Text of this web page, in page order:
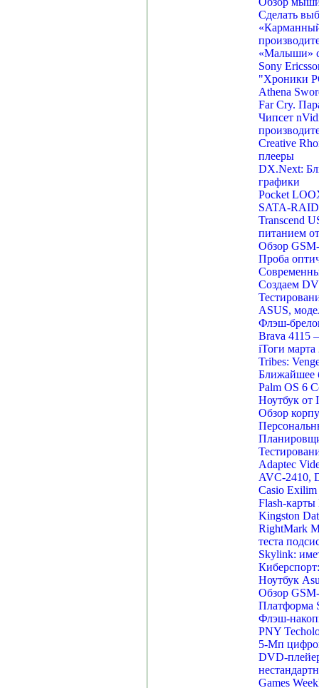
Сделать
«Малыши»
Sony
"Хроники
Athena
Far Cry.
Чипсет
Creative
плееры
DX.Next:
графики
Pocket
SATA-RAID
Transcend
питанием
Обзор
Проба
Создаем
ASUS,
Флэш-
Brava 4115
iТоги марта
Tribes:
Ближайшее
Palm OS 6
Ноутбук от
Обзор
Adaptec
AVC-2410,
Casio
Flash-
Kingston
RightMark
теста
Skylink:
Ноутбук
Обзор
Платформа
Флэш-
PNY
5-Мп
DVD-
Games